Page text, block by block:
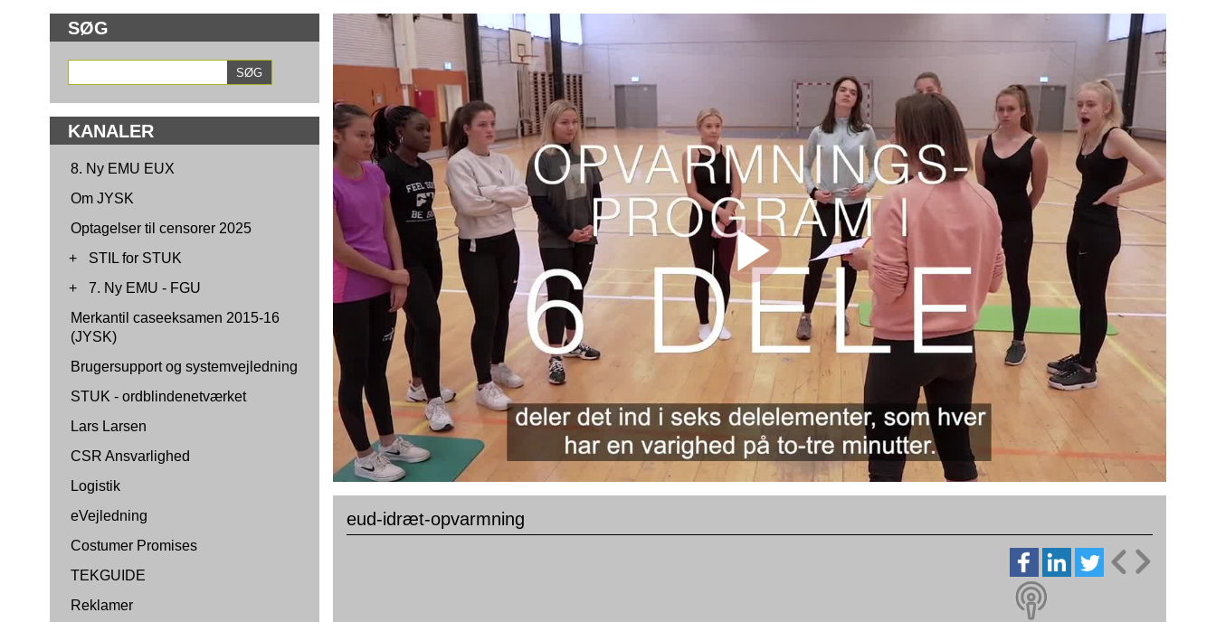
SØG
KANALER
8. Ny EMU EUX
Om JYSK
Optagelser til censorer 2025
+
STIL for STUK
+
7. Ny EMU - FGU
Merkantil caseeksamen 2015-16
(JYSK)
Brugersupport og systemvejledning
STUK - ordblindenetværket
Lars Larsen
CSR Ansvarlighed
Logistik
eVejledning
Costumer Promises
TEKGUIDE
Reklamer
eud-idræt-opvarmning